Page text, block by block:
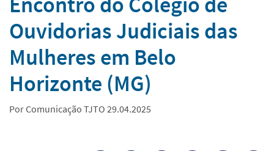
Ouvidorias Judiciais das
Mulheres em Belo
Horizonte (MG)
Por Comunicação TJTO 29.04.2025